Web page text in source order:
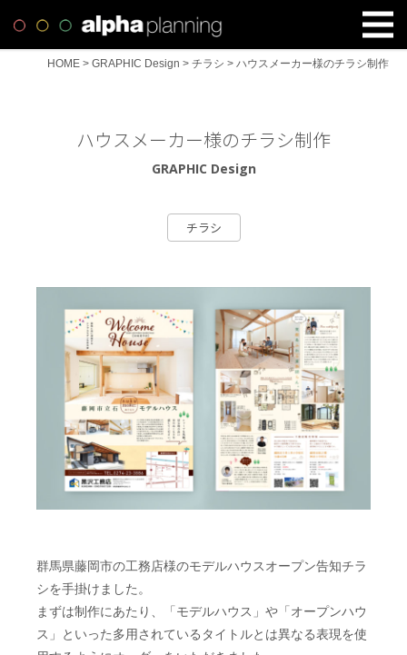
HOME > GRAPHIC Design > チラシ > ハウスメーカー様のチラシ制作
ハウスメーカー様のチラシ制作
GRAPHIC Design
チラシ
群馬県藤岡市の工務店様のモデルハウスオープン告知チラ
シを手掛けました。
まずは制作にあたり、「モデルハウス」や「オープンハウ
ス」といった多用されているタイトルとは異なる表現を使